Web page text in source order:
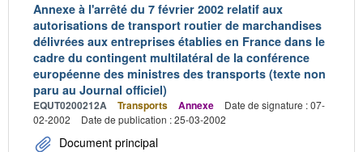
Annexe à l'arrêté du 7 février 2002 relatif aux
autorisations de transport routier de marchandises
délivrées aux entreprises établies en France dans le
cadre du contingent multilatéral de la conférence
européenne des ministres des transports (texte non
paru au Journal officiel)
EQUT0200212A Transports Annexe
Date de signature : 07-
02-2002
Date de publication : 25-03-2002
Document principal